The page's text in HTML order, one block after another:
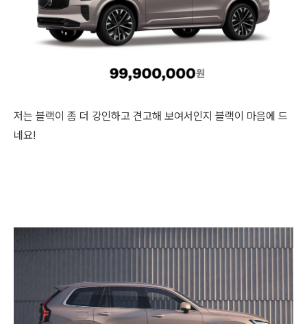
저는 블랙이 좀 더 강인하고 견고해 보여서인지 블랙이 마음에 드
네요!